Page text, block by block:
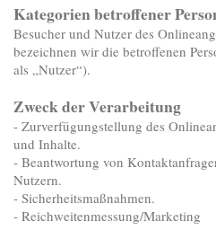
Kategorien betroffener
Besucher und Nutzer des
bezeichnen wir die betroffenen
als „Nutzer“).
Zweck der Verarbeitung
- Zurverfügungstellung des
und Inhalte.
- Beantwortung von
Nutzern.
- Sicherheitsmaßnahmen.
- Reichweitenmessung/Marketing